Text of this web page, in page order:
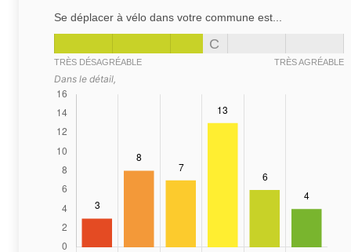
Se déplacer à vélo dans votre commune est...
C
TRÈS DÉSAGRÉABLE TRÈS AGRÉABLE
Dans le détail,